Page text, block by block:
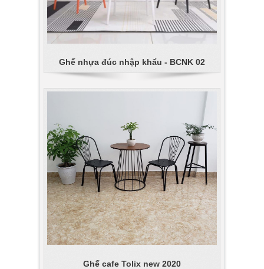
Ghế nhựa đúc nhập khẩu - BCNK 02
Ghế cafe Tolix new 2020